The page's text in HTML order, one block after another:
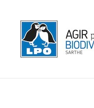
content